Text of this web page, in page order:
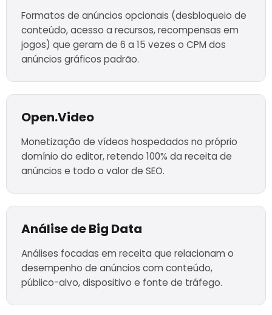
Formatos de anúncios opcionais (desbloqueio de
conteúdo, acesso a recursos, recompensas em
jogos) que geram de 6 a 15 vezes o CPM dos
anúncios gráficos padrão.
Open.Video
Monetização de vídeos hospedados no próprio
domínio do editor, retendo 100% da receita de
anúncios e todo o valor de SEO.
Análise de Big Data
Análises focadas em receita que relacionam o
desempenho de anúncios com conteúdo,
público-alvo, dispositivo e fonte de tráfego.